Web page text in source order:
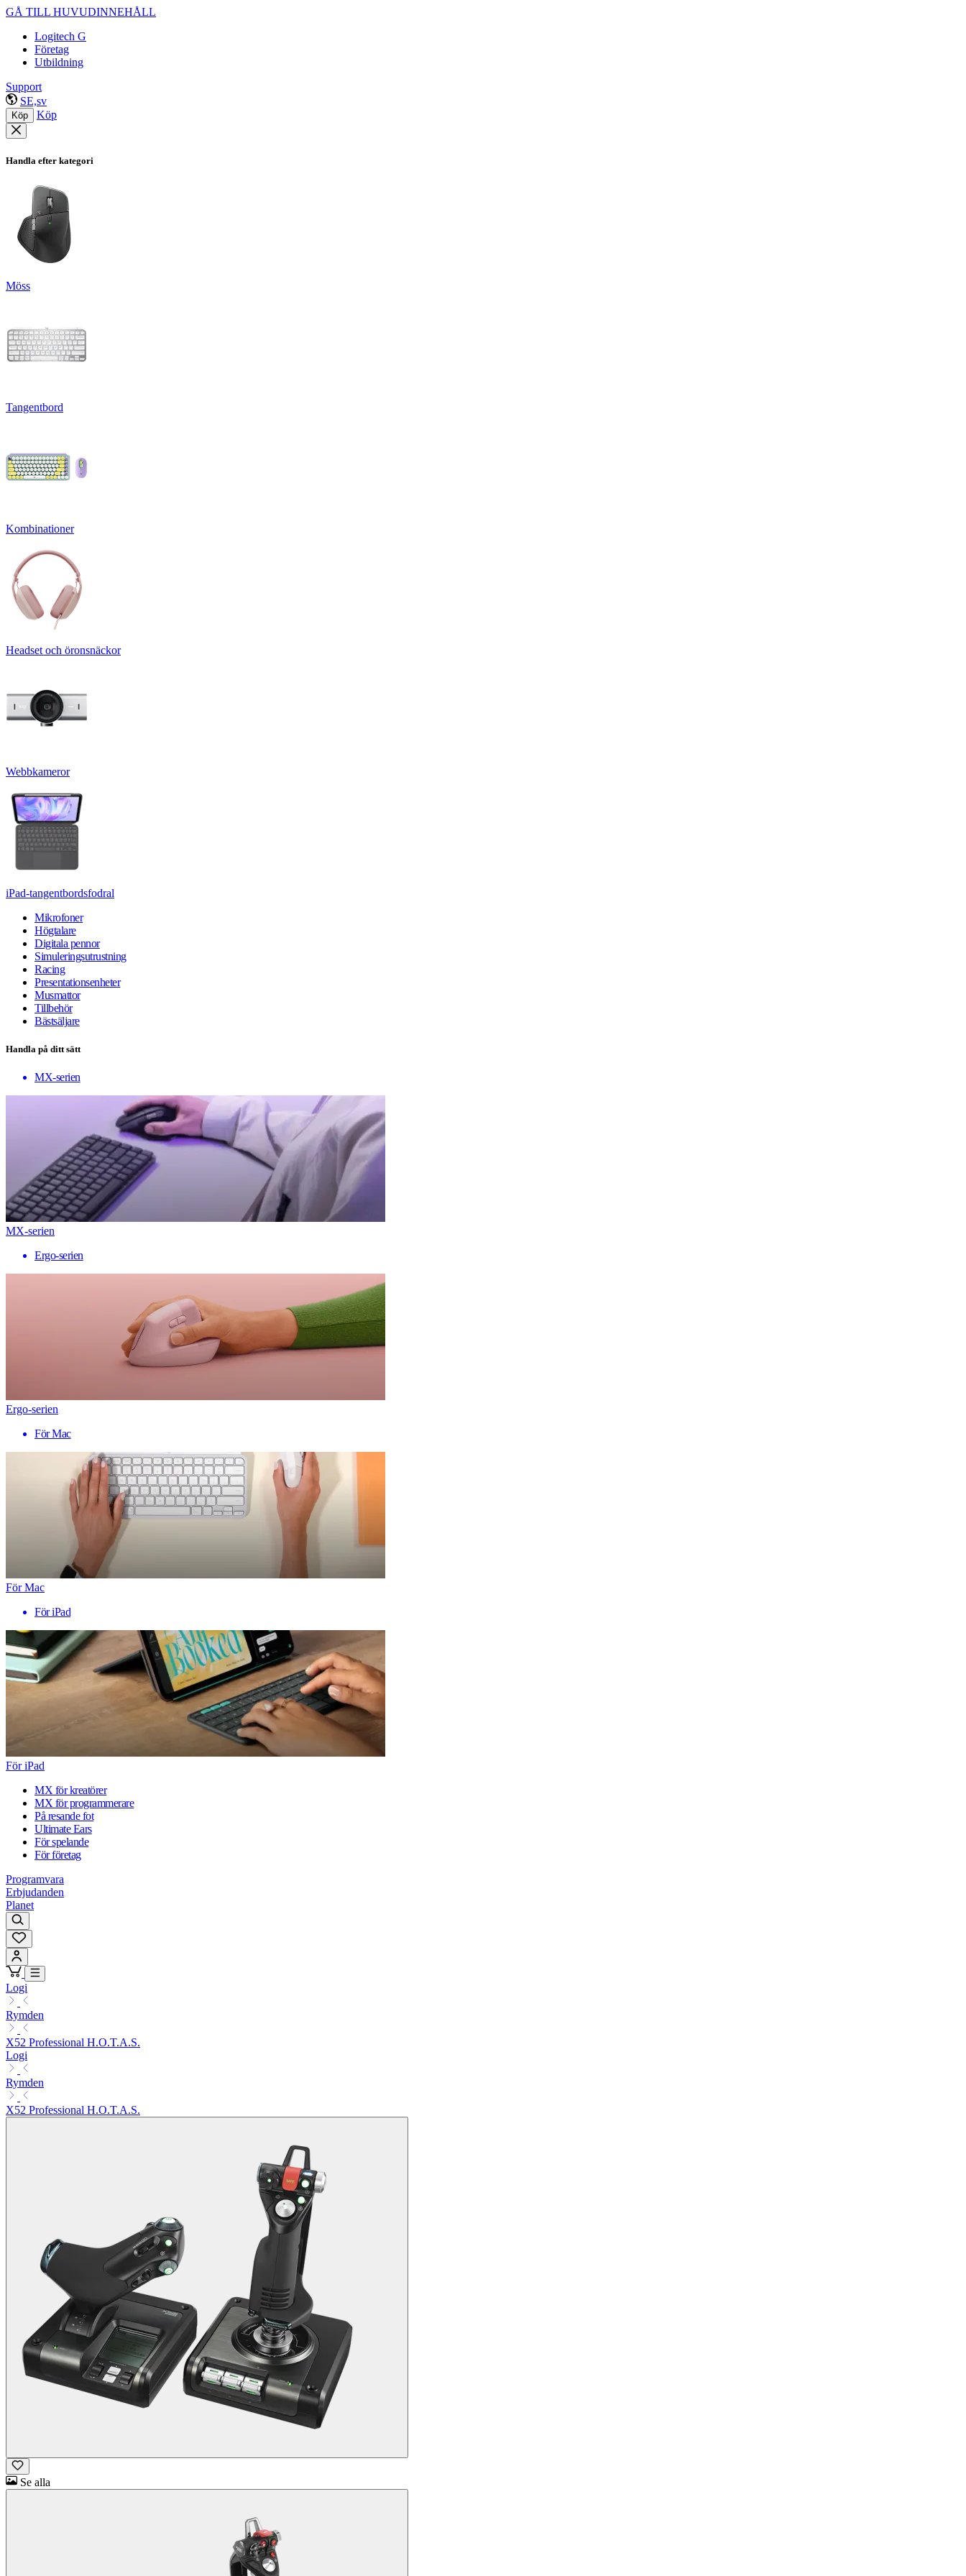
GÅ TILL HUVUDINNEHÅLL
Logitech G
Företag
Utbildning
Support
SE,sv
Köp Köp
Handla efter kategori
Möss
Tangentbord
Kombinationer
Headset och öronsnäckor
Webbkameror
iPad-tangentbordsfodral
Mikrofoner
Högtalare
Digitala pennor
Simuleringsutrustning
Racing
Presentationsenheter
Musmattor
Tillbehör
Bästsäljare
Handla på ditt sätt
MX-serien
MX-serien
Ergo-serien
Ergo-serien
För Mac
För Mac
För iPad
För iPad
MX för kreatörer
MX för programmerare
På resande fot
Ultimate Ears
För spelande
För företag
Programvara
Erbjudanden
Planet
Logi
Rymden
X52 Professional H.O.T.A.S.
Logi
Rymden
X52 Professional H.O.T.A.S.
Se alla